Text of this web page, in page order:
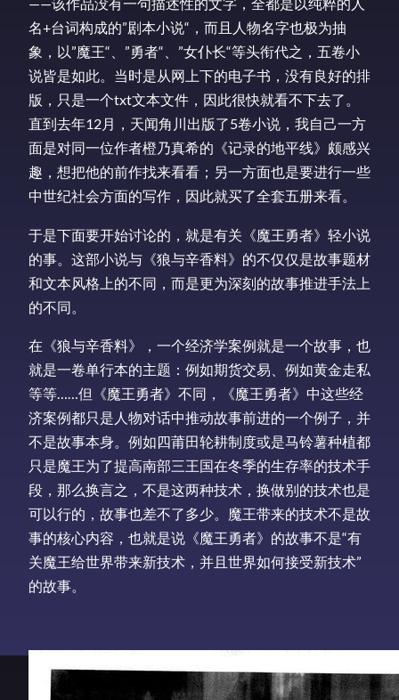
名+台词构成的”剧本小说“，而且人物名字也极为抽
象，以”魔王“、”勇者“、”女仆长“等头衔代之，五卷小
说皆是如此。当时是从网上下的电子书，没有良好的排
版，只是一个txt文本文件，因此很快就看不下去了。
直到去年12月，天闻角川出版了5卷小说，我自己一方
面是对同一位作者橙乃真希的《记录的地平线》颇感兴
趣，想把他的前作找来看看；另一方面也是要进行一些
中世纪社会方面的写作，因此就买了全套五册来看。
于是下面要开始讨论的，就是有关《魔王勇者》轻小说
的事。这部小说与《狼与辛香料》的不仅仅是故事题材
和文本风格上的不同，而是更为深刻的故事推进手法上
的不同。
在《狼与辛香料》，一个经济学案例就是一个故事，也
就是一卷单行本的主题：例如期货交易、例如黄金走私
等等……但《魔王勇者》不同，《魔王勇者》中这些经
济案例都只是人物对话中推动故事前进的一个例子，并
不是故事本身。例如四莆田轮耕制度或是马铃薯种植都
只是魔王为了提高南部三王国在冬季的生存率的技术手
段，那么换言之，不是这两种技术，换做别的技术也是
可以行的，故事也差不了多少。魔王带来的技术不是故
事的核心内容，也就是说《魔王勇者》的故事不是“有
关魔王给世界带来新技术，并且世界如何接受新技术”
的故事。